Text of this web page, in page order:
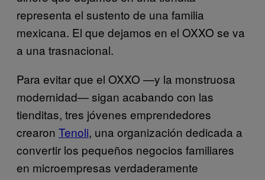
representa el sustento de una familia
mexicana. El que dejamos en el OXXO se va
a una trasnacional.
Para evitar que el OXXO —y la monstruosa
modernidad— sigan acabando con las
tienditas, tres jóvenes emprendedores
crearon Tenoli, una organización dedicada a
convertir los pequeños negocios familiares
en microempresas verdaderamente